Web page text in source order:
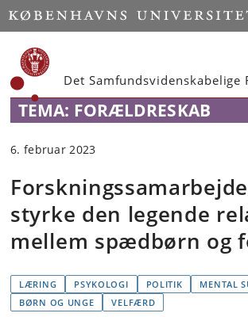
Start
Det Samfundsvidenskabelige
TEMA: FORÆLDRESKAB
6. februar 2023
styrke den legende
mellem spædbørn og
LÆRING PSYKOLOGI POLITIK
MENTAL
BØRN OG UNGE
VELFÆRD